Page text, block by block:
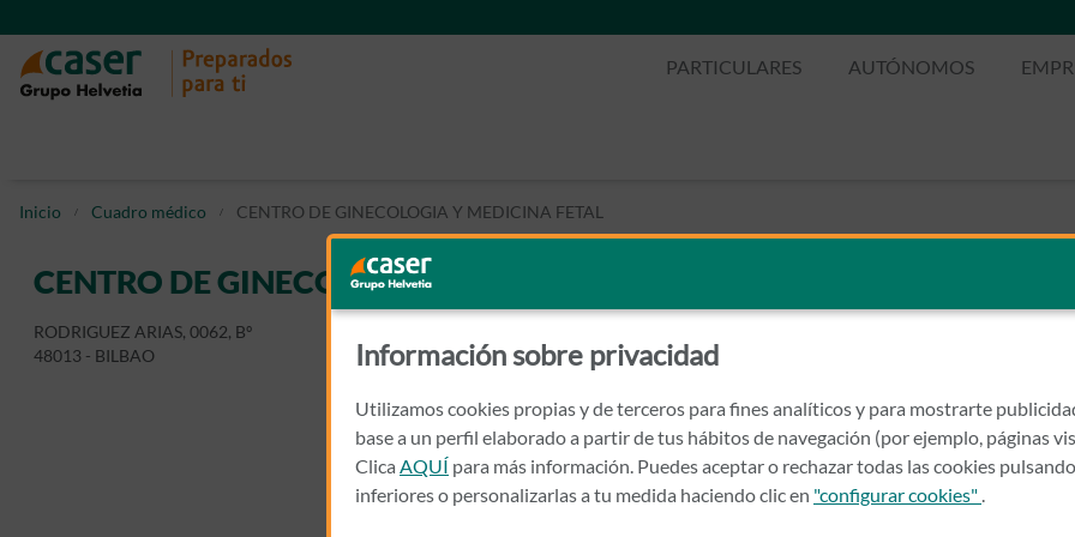
PARTICULARES AUTÓNOMOS
Inicio Cuadro médico CENTRO DE GINECOLOGIA Y MEDICINA FETAL
CENTRO DE GINECOLOGIA Y MEDICINA FETAL
RODRIGUEZ ARIAS, 0062, Bº
48013 - BILBAO
Información sobre privacidad
Utilizamos cookies propias y de terceros para fines analíticos y para mostrarte
base a un perfil elaborado a partir de tus hábitos de navegación (por ejemplo, páginas
Clica AQUÍ para más información. Puedes aceptar o rechazar todas las cookies
inferiores o personalizarlas a tu medida haciendo clic en "configurar cookies" .